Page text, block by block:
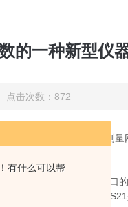
有什么可以帮
的一种新型仪
击次数：872
析仪。网络分析仪是测
射出去。若第m个端口
的反射系网络分析仪数